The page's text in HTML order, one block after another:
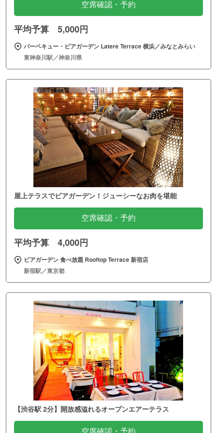
空席確認・予約
平均予算 5,000円
バーベキュー・ビアガーデン Latere Terrace 横浜／みなとみらい
東神奈川駅／神奈川県
屋上テラスでビアガーデン！ジューシーなお肉を堪能
空席確認・予約
平均予算 4,000円
ビアガーデン 食べ放題 Rooftop Terrace 新宿店
新宿駅／東京都
【渋谷駅 2分】開放感溢れるオープンエアーテラス